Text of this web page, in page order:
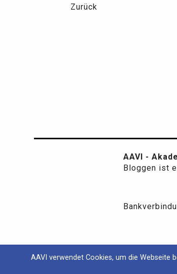
Zurück
AAVI -
Bloggen ist
AAVI verwendet Cookies, um die Webseite